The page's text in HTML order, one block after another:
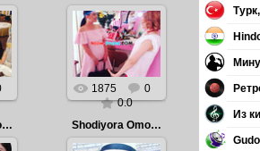
2016.08.14
Shodiyora
Omonova - Foto
2016
Admin
1875
0
0.0
Shodiyora Omonova - Foto 2016 Shodiyora Omonova - Foto 2016
Из